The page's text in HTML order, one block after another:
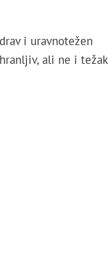
i uravnotežen
ali ne i težak